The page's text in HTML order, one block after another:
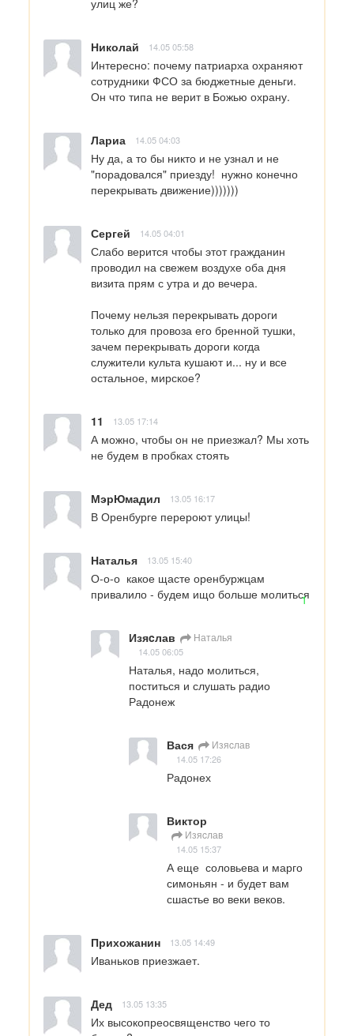
улиц же?
Николай 14.05 05:58
Интересно: почему патриарха охраняют
сотрудники ФСО за бюджетные деньги.
Он что типа не верит в Божью охрану.
Лариа 14.05 04:03
Ну да, а то бы никто и не узнал и не
"порадовался" приезду!  нужно конечно
перекрывать движение)))))))
Сергей 14.05 04:01
Слабо верится чтобы этот гражданин
проводил на свежем воздухе оба дня
визита прям с утра и до вечера.
Почему нельзя перекрывать дороги
только для провоза его бренной тушки,
зачем перекрывать дороги когда
служители культа кушают и... ну и все
остальное, мирское?
11 13.05 17:14
А можно, чтобы он не приезжал? Мы хоть
не будем в пробках стоять
МэрЮмадил 13.05 16:17
В Оренбурге перероют улицы!
Наталья 13.05 15:40
О-о-о  какое щасте оренбуржцам
привалило - будем ищо больше молиться
1
Изяcлав Наталья
14.05 06:05
Наталья, надо молиться,
поститься и слушать радио
Радонеж
Вася Изяcлав
14.05 17:26
Радонех
Виктор
Изяcлав
14.05 15:37
А еще  соловьева и марго
симоньян - и будет вам
сшастье во веки веков.
Прихожанин 13.05 14:49
Иваньков приезжает.
Дед 13.05 13:35
Их высокопреосвященство чего то